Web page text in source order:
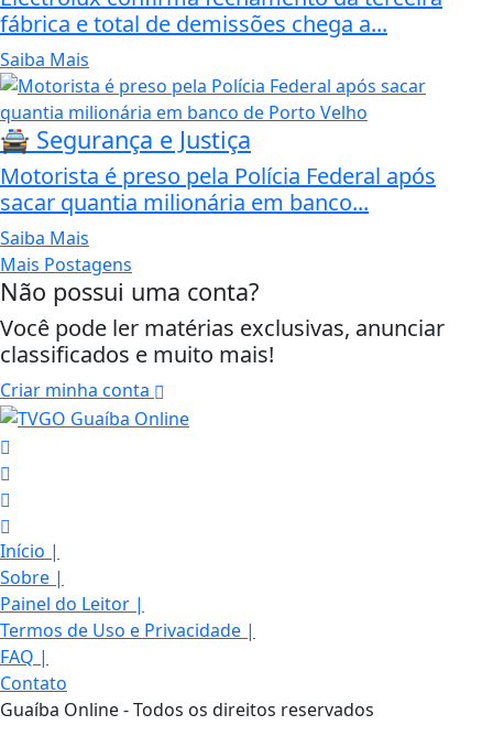
fábrica e total de demissões chega a...
Saiba Mais
🚔 Segurança e Justiça
Motorista é preso pela Polícia Federal após
sacar quantia milionária em banco...
Saiba Mais
Mais Postagens
Não possui uma conta?
Você pode ler matérias exclusivas, anunciar
classificados e muito mais!
Criar minha conta
Início |
Sobre |
Painel do Leitor |
Termos de Uso e Privacidade |
FAQ |
Contato
Guaíba Online - Todos os direitos reservados
Termos de Uso e Privacidade
Esse site utiliza cookies para melhorar sua
experiência de navegação. Ao continuar o acesso,